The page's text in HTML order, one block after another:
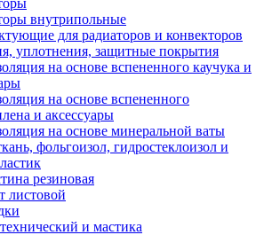
внутрипольные
для радиаторов и конвекторов
уплотнения, защитные покрытия
на основе вспененного каучука и
на основе вспененного
и аксессуары
на основе минеральной ваты
фольгоизол, гидростеклоизол и
резиновая
листовой
и мастика